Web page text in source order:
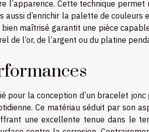
l’apparence. Cette technique permet
aussi d’enrichir la palette de
maîtrisé garantit une pièce
de l’or, de l’argent ou du platine
pour la conception d’un bracelet
Ce matériau séduit par son
une excellente tenue dans le